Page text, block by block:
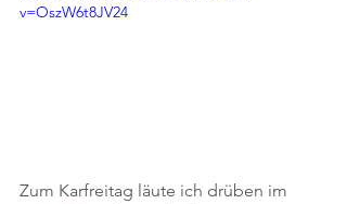
v=OszW6t8JV24
Zum Karfreitag läute ich drüben im